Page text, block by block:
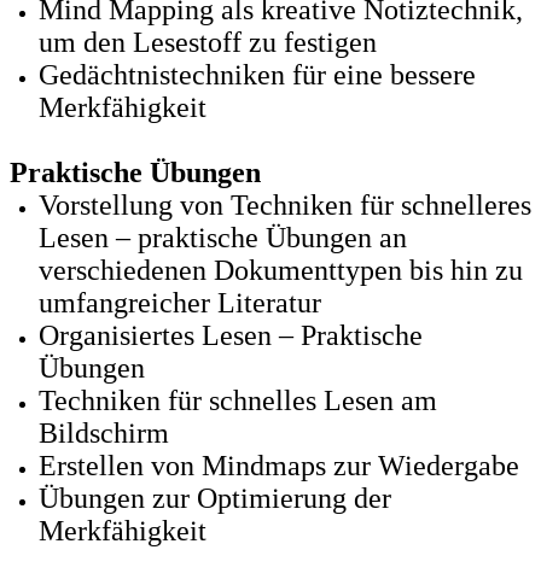
Mind Mapping als kreative Notiztechnik,
um den Lesestoff zu festigen
Gedächtnistechniken für eine bessere
Merkfähigkeit
Praktische Übungen
Vorstellung von Techniken für schnelleres
Lesen – praktische Übungen an
verschiedenen Dokumenttypen bis hin zu
umfangreicher Literatur
Organisiertes Lesen – Praktische
Übungen
Techniken für schnelles Lesen am
Bildschirm
Erstellen von Mindmaps zur Wiedergabe
Übungen zur Optimierung der
Merkfähigkeit